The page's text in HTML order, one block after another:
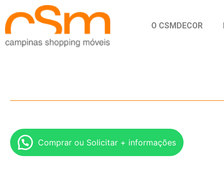
O CSMDECOR
Comprar ou Solicitar + informações